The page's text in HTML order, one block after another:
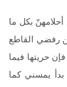
بكل ما
رفضي القاطع
حريتها فيما
يمسني كما